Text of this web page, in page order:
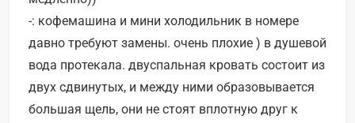
-: кофемашина и мини холодильник в номере
давно требуют замены. очень плохие ) в душевой
вода протекала. двуспальная кровать состоит из
двух сдвинутых, и между ними образовывается
большая щель, они не стоят вплотную друг к